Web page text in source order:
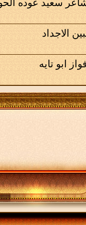
سعيد عوده
الاجداد
ابو تايه